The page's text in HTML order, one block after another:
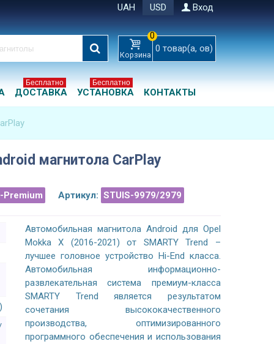
UAH USD Вход
Корзина
0
0 товар(а, ов)
ДОСТАВКА
Бесплатно
УСТАНОВКА
Бесплатно
КОНТАКТЫ
магнитола CarPlay
Premium Артикул: STUIS-9979/2979
Автомобильная магнитола Android для Opel
Mokka X (2016-2021) от SMARTY Trend –
лучшее головное устройство Hi-End класса.
Автомобильная информационно-
развлекательная система премиум-класса
SMARTY Trend является результатом
сочетания высококачественного
производства, оптимизированного
программного обеспечения и использования